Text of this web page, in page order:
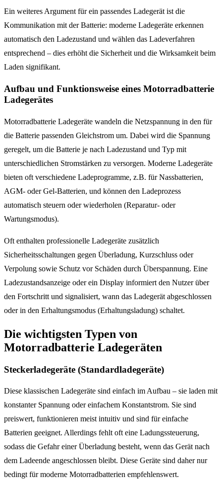
Ein weiteres Argument für ein passendes Ladegerät ist die
Kommunikation mit der Batterie: moderne Ladegeräte erkennen
automatisch den Ladezustand und wählen das Ladeverfahren
entsprechend – dies erhöht die Sicherheit und die Wirksamkeit beim
Laden signifikant.
Aufbau und Funktionsweise eines Motorradbatterie
Ladegerätes
Motorradbatterie Ladegeräte wandeln die Netzspannung in den für
die Batterie passenden Gleichstrom um. Dabei wird die Spannung
geregelt, um die Batterie je nach Ladezustand und Typ mit
unterschiedlichen Stromstärken zu versorgen. Moderne Ladegeräte
bieten oft verschiedene Ladeprogramme, z.B. für Nassbatterien,
AGM- oder Gel-Batterien, und können den Ladeprozess
automatisch steuern oder wiederholen (Reparatur- oder
Wartungsmodus).
Oft enthalten professionelle Ladegeräte zusätzlich
Sicherheitsschaltungen gegen Überladung, Kurzschluss oder
Verpolung sowie Schutz vor Schäden durch Überspannung. Eine
Ladezustandsanzeige oder ein Display informiert den Nutzer über
den Fortschritt und signalisiert, wann das Ladegerät abgeschlossen
oder in den Erhaltungsmodus (Erhaltungsladung) schaltet.
Die wichtigsten Typen von
Motorradbatterie Ladegeräten
Steckerladegeräte (Standardladegeräte)
Diese klassischen Ladegeräte sind einfach im Aufbau – sie laden mit
konstanter Spannung oder einfachem Konstantstrom. Sie sind
preiswert, funktionieren meist intuitiv und sind für einfache
Batterien geeignet. Allerdings fehlt oft eine Ladungssteuerung,
sodass die Gefahr einer Überladung besteht, wenn das Gerät nach
dem Ladeende angeschlossen bleibt. Diese Geräte sind daher nur
bedingt für moderne Motorradbatterien empfehlenswert.